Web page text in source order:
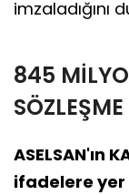
imzaladığını
845
SÖZLEŞME
ASELSAN'ın
ifadelere yer